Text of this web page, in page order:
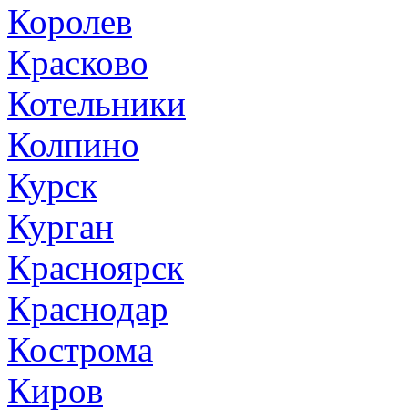
Королев
Красково
Котельники
Колпино
Курск
Курган
Красноярск
Краснодар
Кострома
Киров